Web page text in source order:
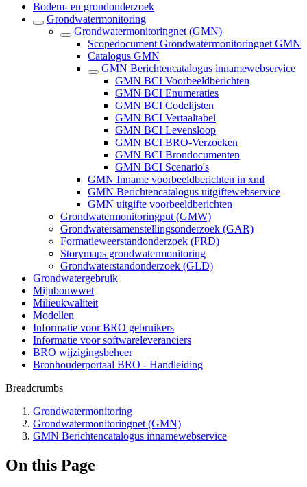
Bodem- en grondonderzoek
Grondwatermonitoring
Grondwatermonitoringnet (GMN)
Scopedocument Grondwatermonitoringnet GMN
Catalogus GMN
GMN Berichtencatalogus innamewebservice
GMN BCI Voorbeeldberichten
GMN BCI Enumeraties
GMN BCI Codelijsten
GMN BCI Vertaaltabel
GMN BCI Levensloop
GMN BCI BRO-Verzoeken
GMN BCI Brondocumenten
GMN BCI Scenario's
GMN Inname voorbeeldberichten in xml
GMN Berichtencatalogus uitgiftewebservice
GMN uitgifte voorbeeldberichten
Grondwatermonitoringput (GMW)
Grondwatersamenstellingsonderzoek (GAR)
Formatieweerstandonderzoek (FRD)
Storymaps grondwatermonitoring
Grondwaterstandonderzoek (GLD)
Grondwatergebruik
Mijnbouwwet
Milieukwaliteit
Modellen
Informatie voor BRO gebruikers
Informatie voor softwareleveranciers
BRO wijzigingsbeheer
Bronhouderportaal BRO - Handleiding
Breadcrumbs
Grondwatermonitoring
Grondwatermonitoringnet (GMN)
GMN Berichtencatalogus innamewebservice
On this Page